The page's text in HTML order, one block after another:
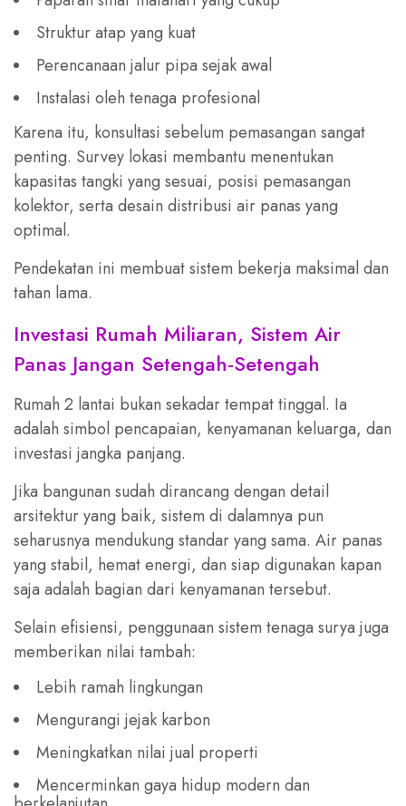
Struktur atap yang kuat
Perencanaan jalur pipa sejak awal
Instalasi oleh tenaga profesional
Karena itu, konsultasi sebelum pemasangan sangat
penting. Survey lokasi membantu menentukan
kapasitas tangki yang sesuai, posisi pemasangan
kolektor, serta desain distribusi air panas yang
optimal.
Pendekatan ini membuat sistem bekerja maksimal dan
tahan lama.
Investasi Rumah Miliaran, Sistem Air
Panas Jangan Setengah-Setengah
Rumah 2 lantai bukan sekadar tempat tinggal. Ia
adalah simbol pencapaian, kenyamanan keluarga, dan
investasi jangka panjang.
Jika bangunan sudah dirancang dengan detail
arsitektur yang baik, sistem di dalamnya pun
seharusnya mendukung standar yang sama. Air panas
yang stabil, hemat energi, dan siap digunakan kapan
saja adalah bagian dari kenyamanan tersebut.
Selain efisiensi, penggunaan sistem tenaga surya juga
memberikan nilai tambah:
Lebih ramah lingkungan
Mengurangi jejak karbon
Meningkatkan nilai jual properti
Mencerminkan gaya hidup modern dan